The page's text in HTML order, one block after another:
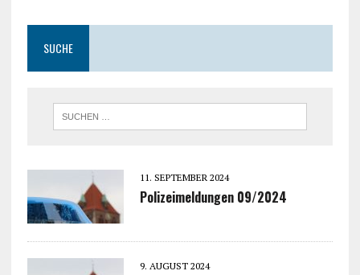
SUCHE
11. SEPTEMBER 2024
Polizeimeldungen 09/2024
9. AUGUST 2024